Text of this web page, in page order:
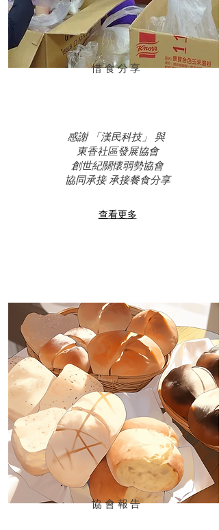
惜食分享
感謝 「漢民科技」 與
東香社區發展協會
創世紀關懷弱勢協會
協同承接 承接餐食分享
查看更多
協會報告